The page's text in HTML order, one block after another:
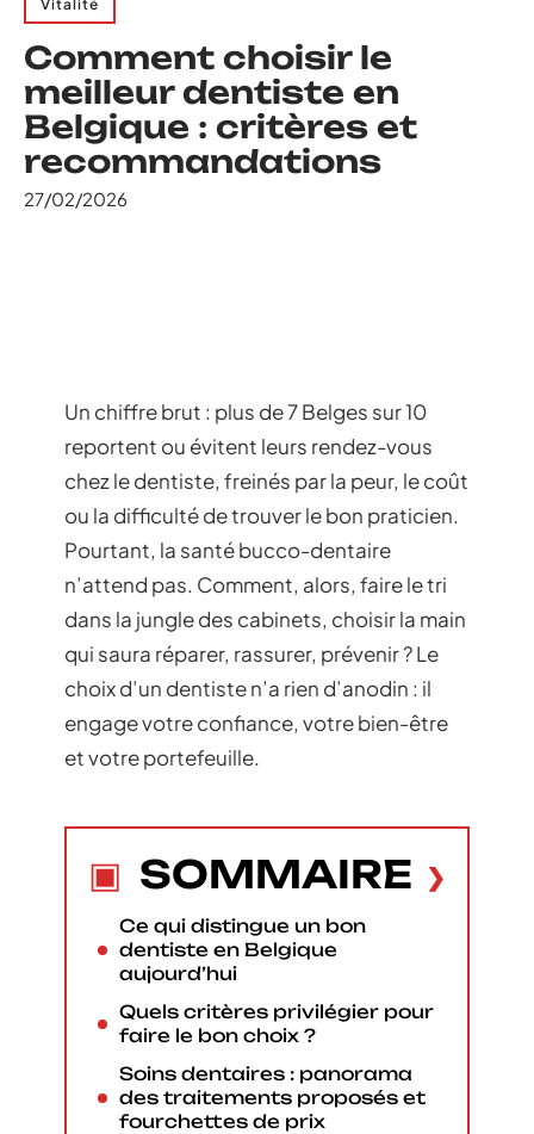
Vitalité
Comment choisir le
meilleur dentiste en
Belgique : critères et
recommandations
27/02/2026
Un chiffre brut : plus de 7 Belges sur 10
reportent ou évitent leurs rendez-vous
chez le dentiste, freinés par la peur, le coût
ou la difficulté de trouver le bon praticien.
Pourtant, la santé bucco-dentaire
n’attend pas. Comment, alors, faire le tri
dans la jungle des cabinets, choisir la main
qui saura réparer, rassurer, prévenir ? Le
choix d’un dentiste n’a rien d’anodin : il
engage votre confiance, votre bien-être
et votre portefeuille.
SOMMAIRE
Ce qui distingue un bon
dentiste en Belgique
aujourd’hui
Quels critères privilégier pour
faire le bon choix ?
Soins dentaires : panorama
des traitements proposés et
fourchettes de prix